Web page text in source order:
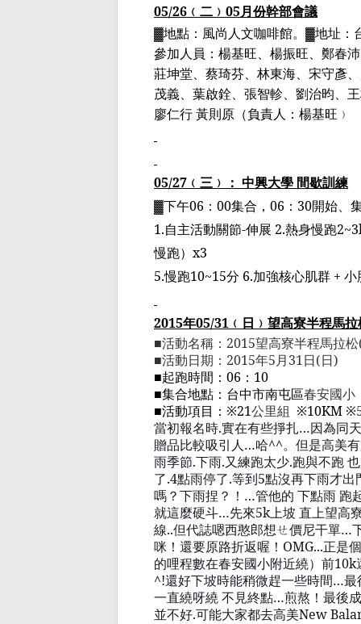
05/26 ﹙ 二 ﹚ 05月份幹部會議
▓地點：風尚人文咖啡館。 ▓地址：
參加人員： 楊基旺、楊振旺、鄭春
莊坤堂、蔡琦芬、林東海、宋守彥
茂義、葉啟銓、張智軫、劉治昀、
廖仁行 黃則原 （負責人：楊基旺 ﹚
05/27 ﹙ 三 ﹚ ： 中興大學 間歇訓練
▓下午06 ： 00集合， 06 ： 30開始、
1.自主活動關節-伸展 2.熱身慢跑
慢跑） x3
5.慢跑10~15分 6.加強核心肌群 + 小
2015年05/31 ﹙ 日 ﹚ 望高寮半程馬拉
■活動名稱： 2015望高寮半程馬拉松
■活動日期： 2015年5月31日(日)
■起跑時間： 06 ： 10
■集合地點：台中市南屯區春安國小
■活動項目： ※21公里組 ※10KM ※
當初報名時.實在有些掙扎…因為同
贈品比較吸引人…哈^^。但是高美
雨季節.下雨.又練跑太少.跑與不跑
了.4點雨停了.等到5點沒再下雨才出
嗎？下雨捏？！ …管他的 下點雨 跑
就這麼硬斗…先來5k上坡 直上望高
線..但代誌嗯西憨郎想ㄝ價尼干單…
咪 ！還要原路折返喔！ OMG...正是個
的哩程數在春安國小附近繞）前10k
^!還好下坡時能稍微趕一些時間…最
一直繞呀繞 不見終點…煎熬！最後
並不好.可能大家都去高美New